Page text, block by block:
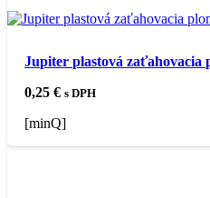
Jupiter plastová zaťahovacia
0,25€ s DPH
[minQ]